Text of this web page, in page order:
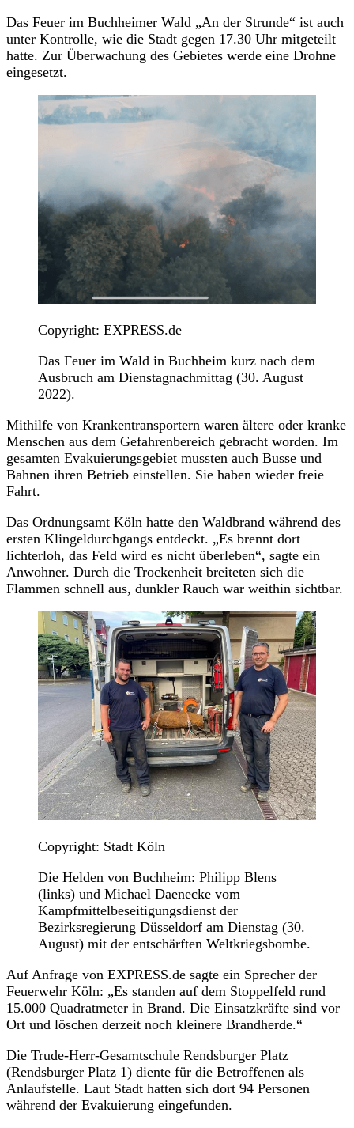
Das Feuer im Buchheimer Wald „An der Strunde“ ist auch
unter Kontrolle, wie die Stadt gegen 17.30 Uhr mitgeteilt
hatte. Zur Überwachung des Gebietes werde eine Drohne
eingesetzt.
Copyright: EXPRESS.de
Das Feuer im Wald in Buchheim kurz nach dem
Ausbruch am Dienstagnachmittag (30. August
2022).
Mithilfe von Krankentransportern waren ältere oder kranke
Menschen aus dem Gefahrenbereich gebracht worden. Im
gesamten Evakuierungsgebiet mussten auch Busse und
Bahnen ihren Betrieb einstellen. Sie haben wieder freie
Fahrt.
Das Ordnungsamt Köln hatte den Waldbrand während des
ersten Klingeldurchgangs entdeckt. „Es brennt dort
lichterloh, das Feld wird es nicht überleben“, sagte ein
Anwohner. Durch die Trockenheit breiteten sich die
Flammen schnell aus, dunkler Rauch war weithin sichtbar.
Copyright: Stadt Köln
Die Helden von Buchheim: Philipp Blens
(links) und Michael Daenecke vom
Kampfmittelbeseitigungsdienst der
Bezirksregierung Düsseldorf am Dienstag (30.
August) mit der entschärften Weltkriegsbombe.
Auf Anfrage von EXPRESS.de sagte ein Sprecher der
Feuerwehr Köln: „Es standen auf dem Stoppelfeld rund
15.000 Quadratmeter in Brand. Die Einsatzkräfte sind vor
Ort und löschen derzeit noch kleinere Brandherde.“
Die Trude-Herr-Gesamtschule Rendsburger Platz
(Rendsburger Platz 1) diente für die Betroffenen als
Anlaufstelle. Laut Stadt hatten sich dort 94 Personen
während der Evakuierung eingefunden.